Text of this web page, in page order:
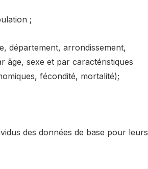
;
département, arrondissement,
âge, sexe et par caractéristiques
fécondité, mortalité);
des données de base pour leurs